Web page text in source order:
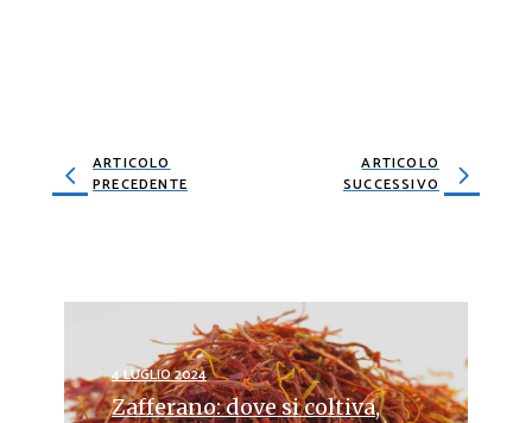
ARTICOLO
PRECEDENTE
ARTICOLO
SUCCESSIVO
4 LUGLIO 2024
Zafferano: dove si coltiva,